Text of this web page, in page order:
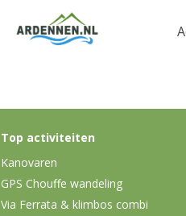
Top activiteiten
Kanovaren
GPS Chouffe wandeling
Via Ferrata & klimbos combi